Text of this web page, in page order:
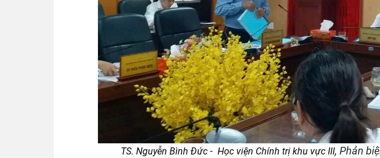
TS. Nguyễn Bình Đức- Học viện Chính trị khu vực III, Phản